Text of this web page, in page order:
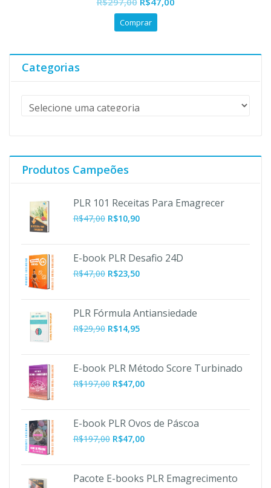
of
preço
original
Comprar
Categorias
Produtos Campeões
PLR 101 Receitas Para Emagrecer
R$47,00 O
era:
R$47,00.
R$10,90O
é:
R$10,90.
E-book PLR Desafio 24D
R$47,00 R$23,50
PLR Fórmula Antiansiedade
R$29,90 R$14,95
E-book PLR Método Score Turbinado
R$197,00 O
era:
R$197,00.
R$47,00O
é:
R$47,00.
E-book PLR Ovos de Páscoa
R$197,00 O
era:
R$47,00O
é:
Pacote E-books PLR Emagrecimento